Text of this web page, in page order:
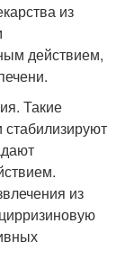
из
действием,
Такие
стабилизируют
из